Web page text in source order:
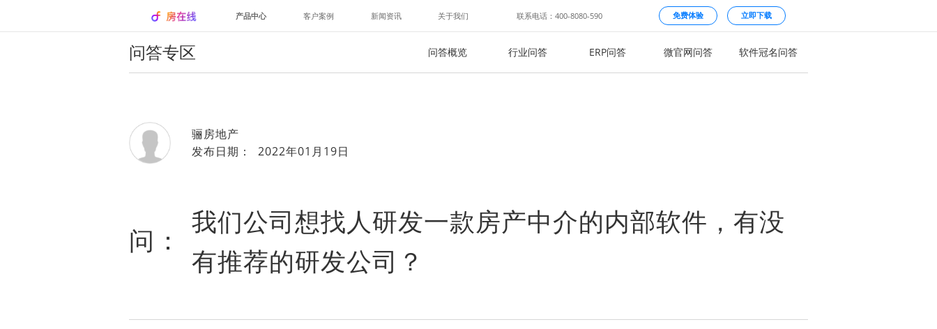
产品中心 客户案例 新闻资讯 关于我们 联系电话：400-8080-590 免费体验 立即下载
问答专区 问答概览 行业问答 ERP问答 微官网问答 软件冠名问答
骊房地产
发布日期： 2022年01月19日
问：
我们公司想找人研发一款房产中介的内部软件，有没
有推荐的研发公司？